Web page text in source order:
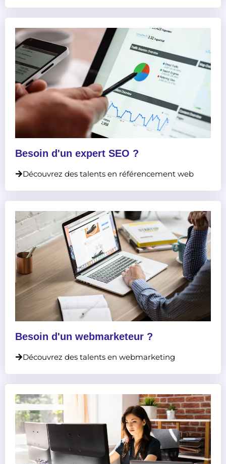
Besoin d'un expert SEO ?
Découvrez des talents en référencement web
Besoin d'un webmarketeur ?
Découvrez des talents en webmarketing